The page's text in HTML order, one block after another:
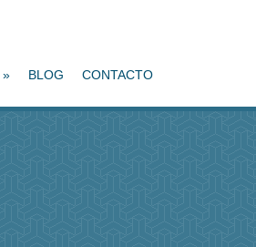
» BLOG CONTACTO